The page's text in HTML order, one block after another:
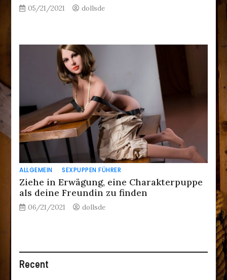
05/21/2021 dollsde
ALLGEMEIN SEXPUPPEN FÜHRER
Ziehe in Erwägung, eine Charakterpuppe
als deine Freundin zu finden
06/21/2021 dollsde
Recent